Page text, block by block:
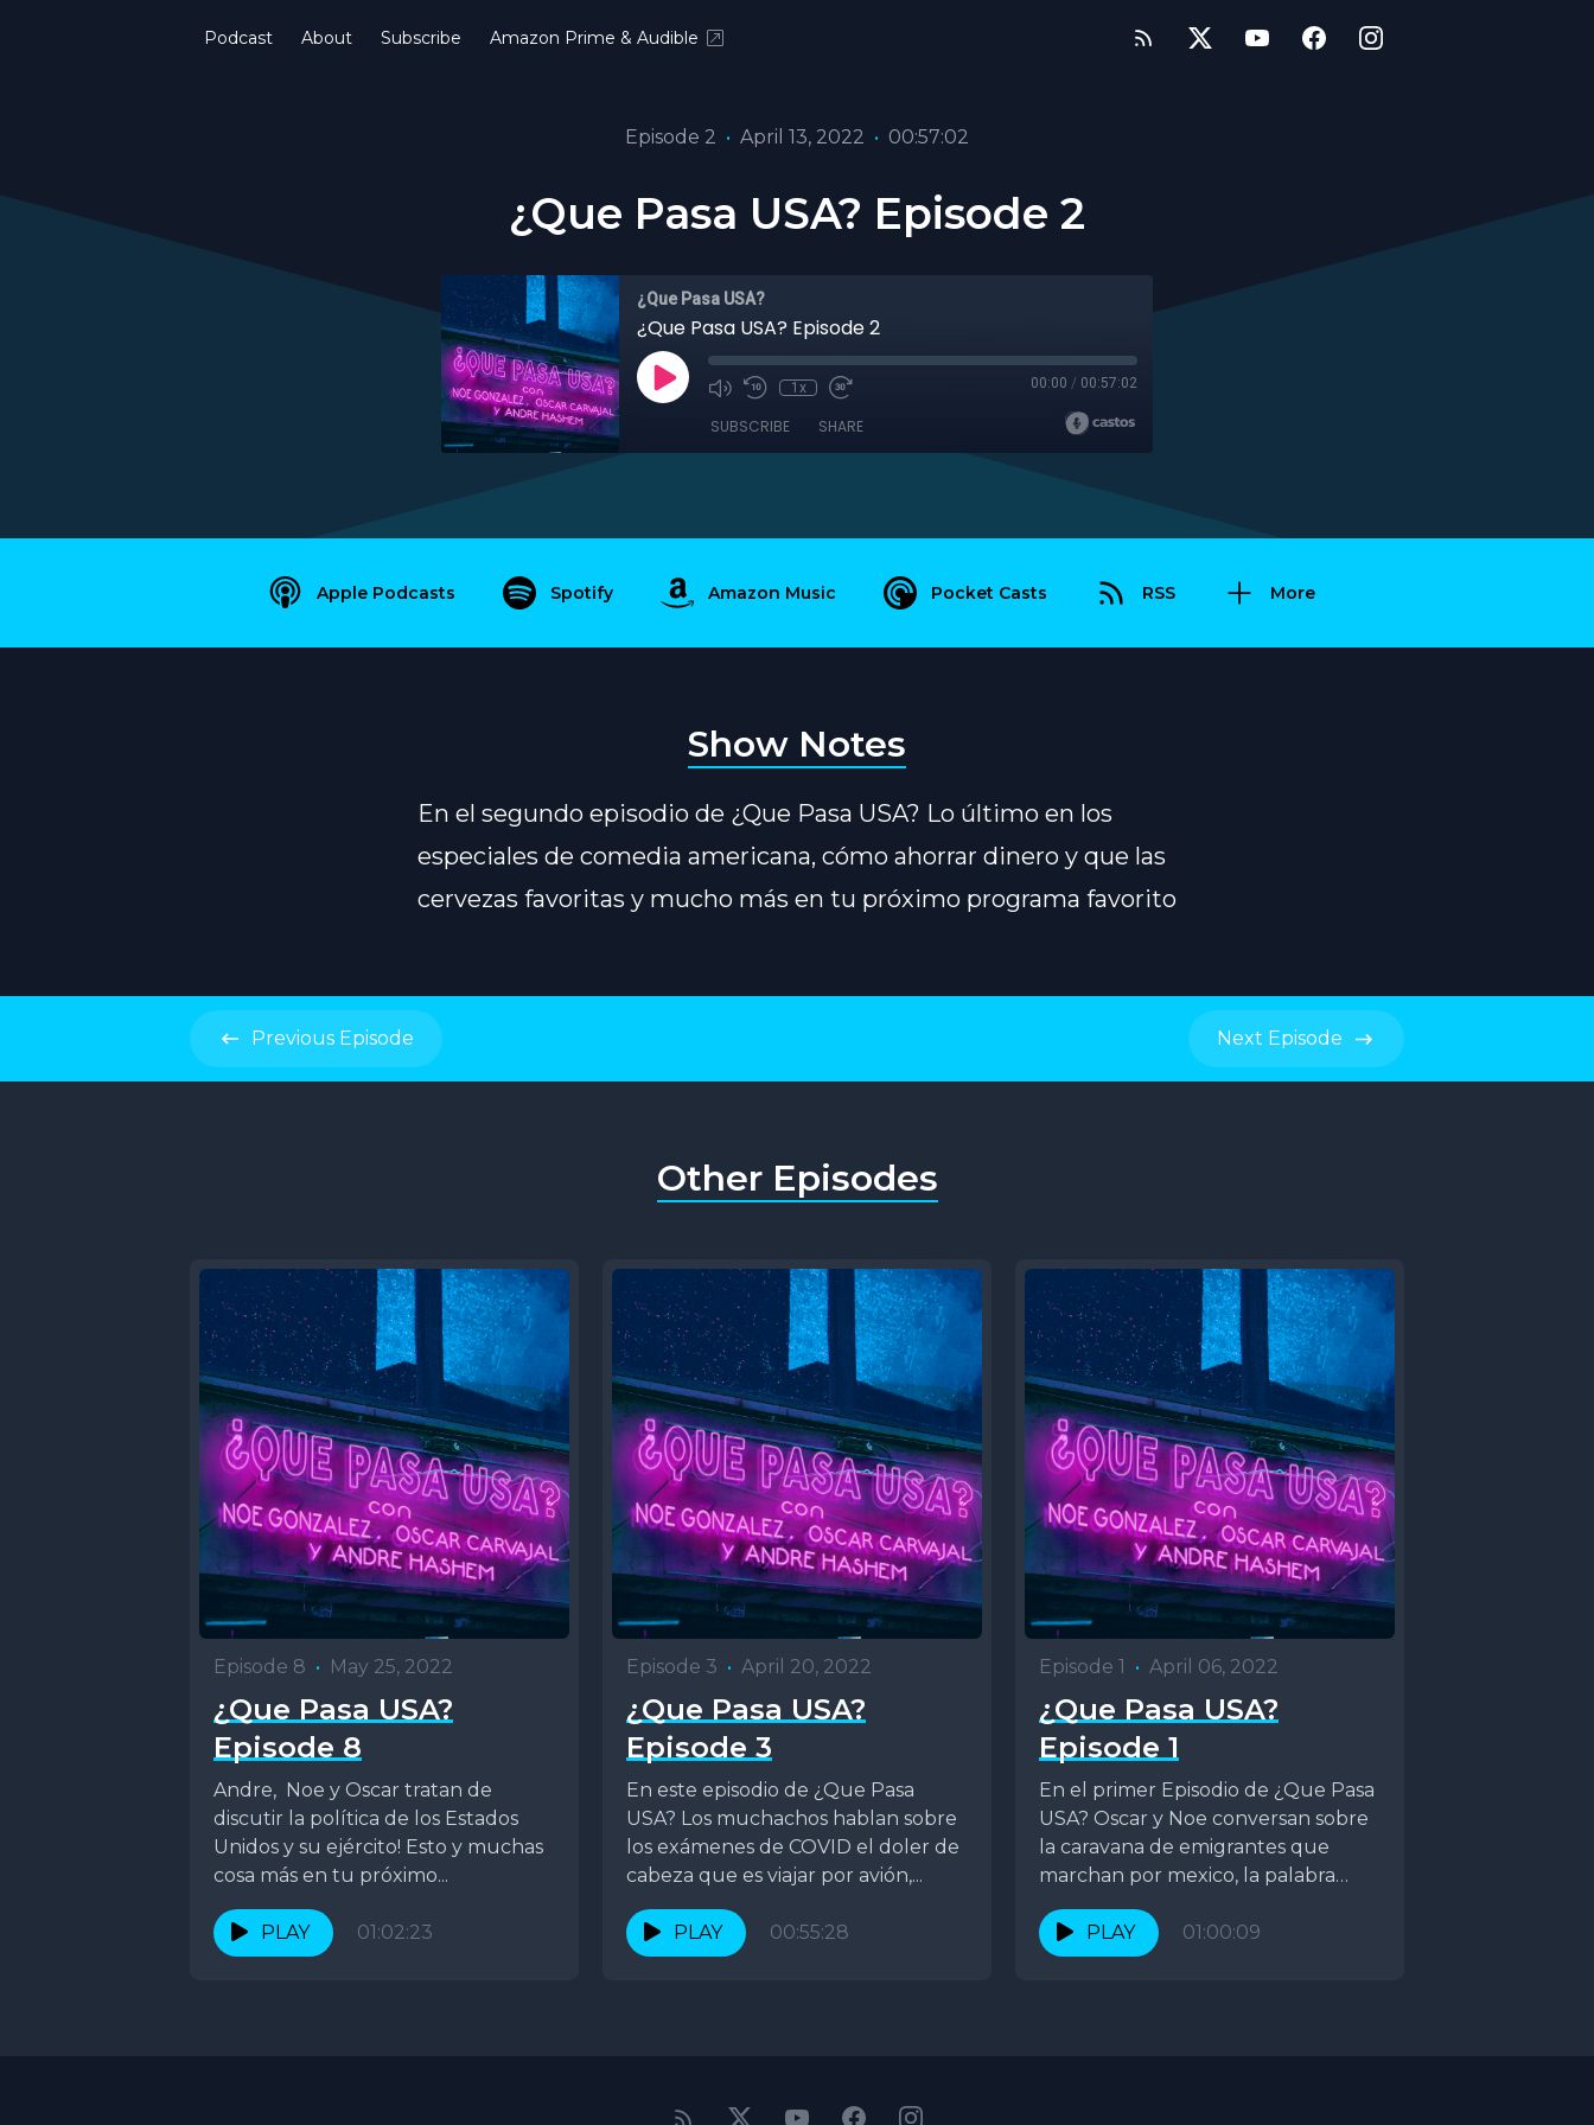
Podcast About Subscribe Amazon Prime & Audible
Episode 2 • April 13, 2022 • 00:57:02
¿Que Pasa USA? Episode 2
¿Que Pasa USA?
¿Que Pasa USA? Episode 2
1x 00:00 / 00:57:02
SUBSCRIBE SHARE
Apple Podcasts Spotify Amazon Music Pocket Casts RSS More
Show Notes
En el segundo episodio de ¿Que Pasa USA? Lo último en los
especiales de comedia americana, cómo ahorrar dinero y que las
cervezas favoritas y mucho más en tu próximo programa favorito
Previous Episode Next Episode
Other Episodes
Episode 8 • May 25, 2022
¿Que Pasa USA?
Episode 8
Andre, Noe y Oscar tratan de
discutir la política de los Estados
Unidos y su ejército! Esto y muchas
cosa más en tu próximo...
PLAY 01:02:23
Episode 3 • April 20, 2022
¿Que Pasa USA?
Episode 3
En este episodio de ¿Que Pasa
USA? Los muchachos hablan sobre
los exámenes de COVID el doler de
cabeza que es viajar por avión,...
PLAY 00:55:28
Episode 1 • April 06, 2022
¿Que Pasa USA?
Episode 1
En el primer Episodio de ¿Que Pasa
USA? Oscar y Noe conversan sobre
la caravana de emigrantes que
marchan por mexico, la palabra
PLAY
01:00:09